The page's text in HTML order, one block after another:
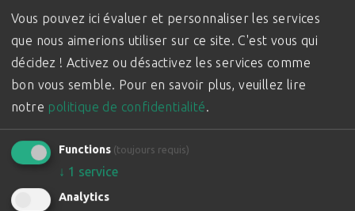
Vous pouvez ici évaluer et personnaliser les services
que nous aimerions utiliser sur ce site. C'est vous qui
décidez ! Activez ou désactivez les services comme
bon vous semble. Pour en savoir plus, veuillez lire
notre politique de confidentialité.
Functions (toujours requis)
↓ 1 service
Analytics